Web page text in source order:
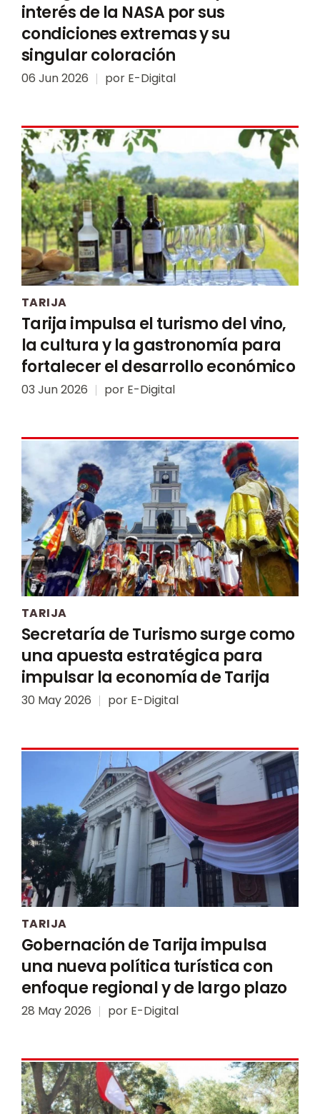
interés de la NASA por sus
condiciones extremas y su
singular coloración
06 Jun 2026 por E-Digital
TARIJA
Tarija impulsa el turismo del vino,
la cultura y la gastronomía para
fortalecer el desarrollo económico
03 Jun 2026 por E-Digital
TARIJA
Secretaría de Turismo surge como
una apuesta estratégica para
impulsar la economía de Tarija
30 May 2026 por E-Digital
TARIJA
Gobernación de Tarija impulsa
una nueva política turística con
enfoque regional y de largo plazo
28 May 2026 por E-Digital